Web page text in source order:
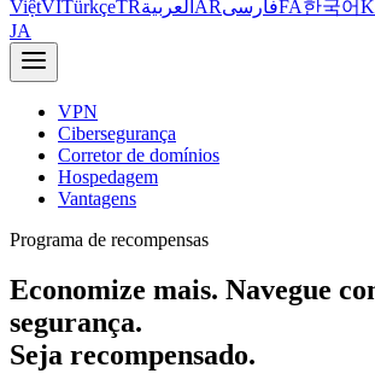
ViệtVITürkçeTRالعربية ARفارسیFA한국어
JA
VPN
Cibersegurança
Corretor de domínios
Hospedagem
Vantagens
Programa de recompensas
Economize mais. Navegue
segurança.
Seja recompensado.